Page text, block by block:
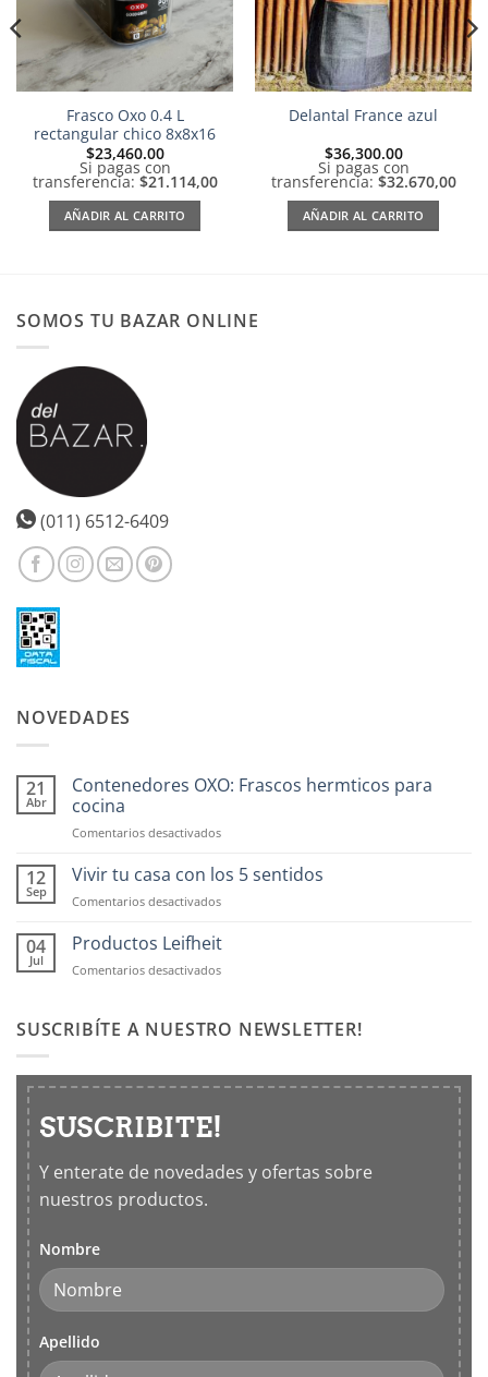
Frasco Oxo 0.4 L
rectangular chico 8x8x16
$23,460.00
Si pagas con
transferencia: $21.114,00
AÑADIR AL CARRITO
Delantal France azul
$36,300.00
Si pagas con
transferencia: $32.670,00
AÑADIR AL CARRITO
SOMOS TU BAZAR ONLINE
(011) 6512-6409
NOVEDADES
21
Abr
Contenedores OXO: Frascos hermticos para
cocina
Comentarios desactivadosen
OXO:
hermticos
cocina
12
Sep
Vivir tu casa con los 5 sentidos
Comentarios desactivadosen
tu
con
sentidos
04
Jul
Productos Leifheit
Comentarios desactivadosen
SUSCRIBÍTE A NUESTRO NEWSLETTER!
SUSCRIBITE!
Y enterate de novedades y ofertas sobre
nuestros productos.
Nombre
Apellido